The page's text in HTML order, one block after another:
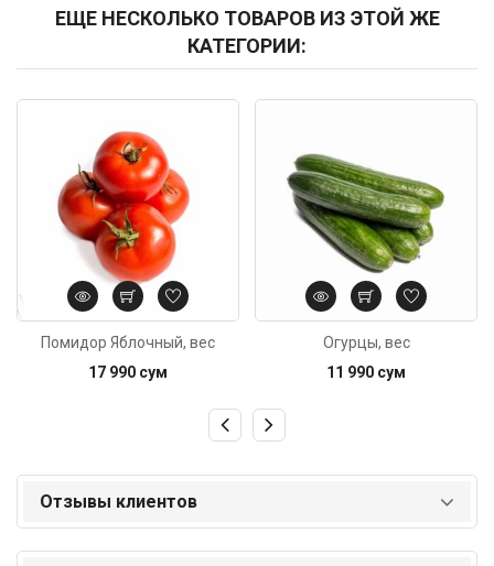
ЕЩЕ НЕСКОЛЬКО ТОВАРОВ ИЗ ЭТОЙ ЖЕ
КАТЕГОРИИ:
Помидор Яблочный, вес
17 990 сум
Огурцы, вес
11 990 сум
Отзывы клиентов